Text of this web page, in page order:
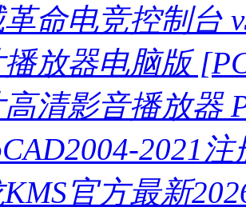
命电竞控制台
放器电脑版
清影音播放器
2021
官方最新